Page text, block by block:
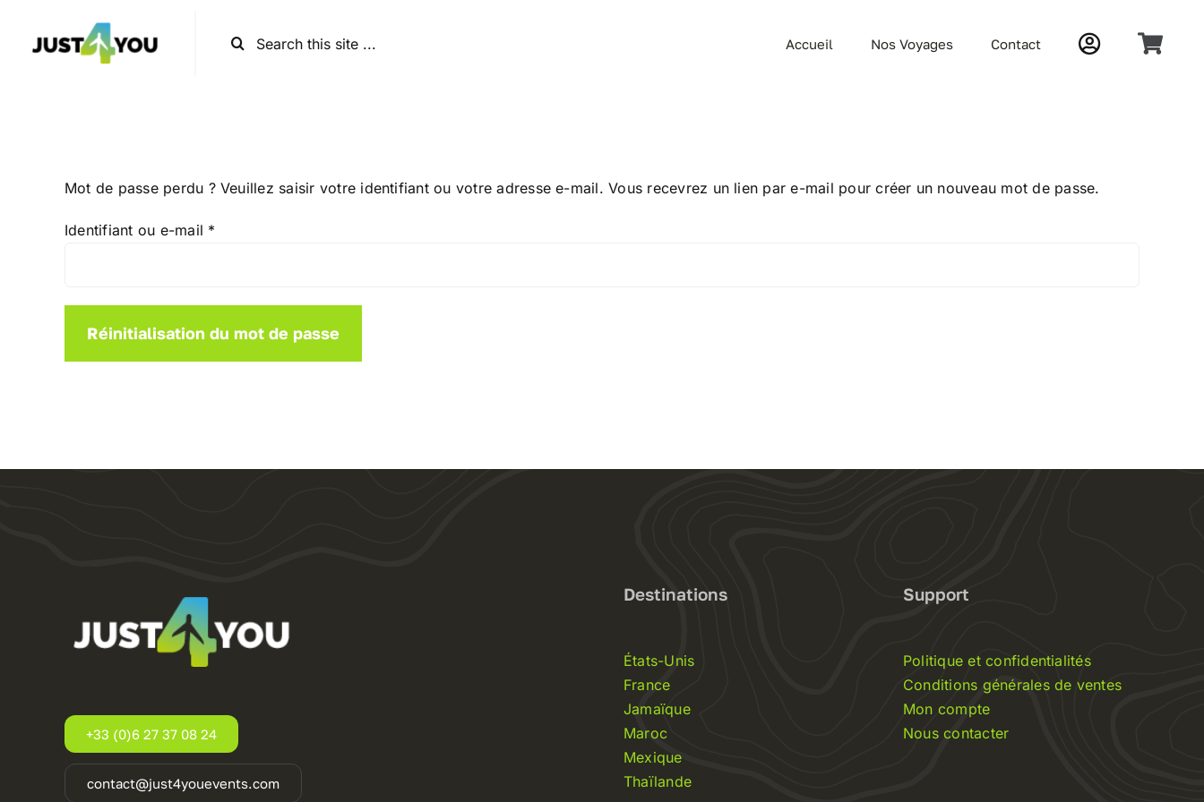
contenu
Rechercher: Accueil Nos Voyages Contact
Mot de passe perdu ? Veuillez saisir votre identifiant ou votre adresse e-mail. Vous recevrez un lien par e-mail pour créer un nouveau mot de passe.
Identifiant ou e-mail *
Réinitialisation du mot de passe
+33 (0)6 27 37 08 24
contact@just4youevents.com
Destinations
États-Unis
France
Jamaïque
Maroc
Mexique
Thaïlande
Support
Politique et confidentialités
Conditions générales de ventes
Mon compte
Nous contacter